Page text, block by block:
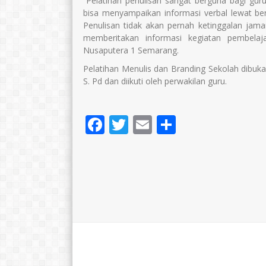
bisa menyampaikan informasi verbal lewat
Penulisan tidak akan pernah ketinggalan
memberitakan informasi kegiatan
Nusaputera 1 Semarang.
Pelatihan Menulis dan Branding Sekolah
S. Pd dan diikuti oleh perwakilan guru.
Facebook
Twitter
Email